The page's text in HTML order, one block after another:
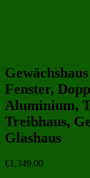
Fenster,
Aluminium,
Treibhaus,
Glashaus
€1,349.00